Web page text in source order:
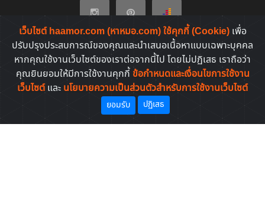
เว็บไซต์ haamor.com (หาหมอ.com) ใช้คุกกี้ (Cookie) เพื่อ
ปรับปรุงประสบการณ์ของคุณและนำเสนอเนื้อหาแบบเฉพาะบุคคล
หากคุณใช้งานเว็บไซต์ของเราต่อจากนี้ไป โดยไม่ปฏิเสธ เราถือว่า
คุณยินยอมให้มีการใช้งานคุกกี้ ข้อกำหนดและเงื่อนไขการใช้งาน
เว็บไซต์และ นโยบายความเป็นส่วนตัวสำหรับการใช้งานเว็บไซต์
ยอมรับ ปฏิเสธ
หมวดบทความต่างๆ
โรคที่พบบ่อยของคนไทย